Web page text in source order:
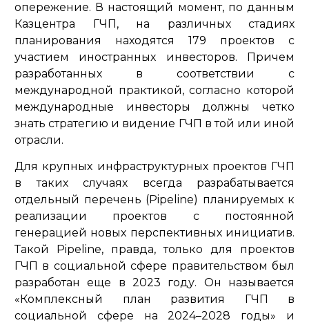
опережение. В настоящий момент, по данным
Казцентра ГЧП, на различных стадиях
планирования находятся 179 проектов с
участием иностранных инвесторов. Причем
разработанных в соответствии с
международной практикой, согласно которой
международные инвесторы должны четко
знать стратегию и видение ГЧП в той или иной
отрасли.
Для крупных инфраструктурных проектов ГЧП
в таких случаях всегда разрабатывается
отдельный перечень (Pipeline) планируемых к
реализации проектов с постоянной
генерацией новых перспективных инициатив.
Такой Pipeline, правда, только для проектов
ГЧП в социальной сфере правительством был
разработан еще в 2023 году. Он называется
«Комплексный план развития ГЧП в
социальной сфере на 2024–2028 годы» и